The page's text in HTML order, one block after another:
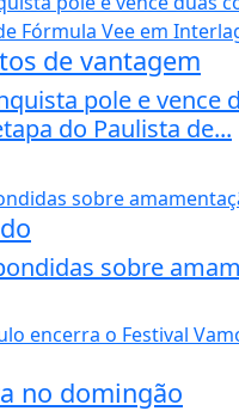
de vantagem
pole e vence
do Paulista de...
sobre
no domingão